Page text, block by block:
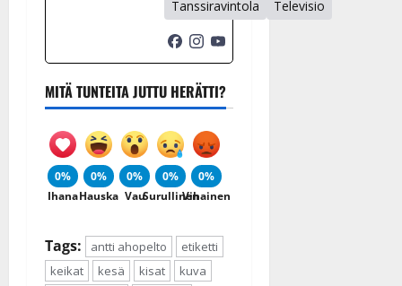
Tanssiravintola
Televisio
MITÄ TUNTEITA JUTTU HERÄTTI?
0%
Ihana
0%
Hauska
0%
Vau
0%
Surullinen
0%
Vihainen
Tags: antti ahopelto
etiketti
keikat
kesä kisat
kuva